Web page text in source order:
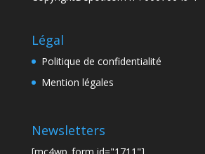
Légal
Politique de confidentialité
Mention légales
Newsletters